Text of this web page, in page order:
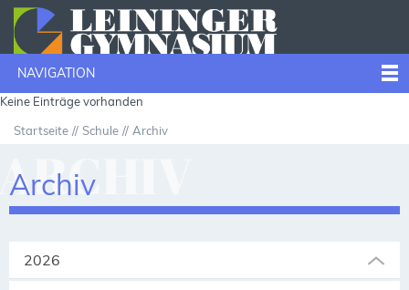
NAVIGATION
Keine Einträge vorhanden
Startseite Schule Archiv
Archiv
2026